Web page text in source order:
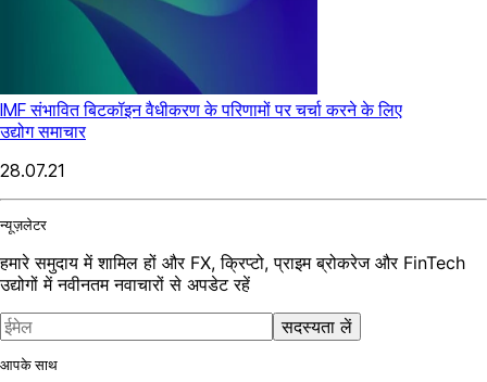
IMF संभावित बिटकॉइन वैधीकरण के परिणामों पर चर्चा करने के लिए
उद्योग समाचार
28.07.21
न्यूज़लेटर
हमारे समुदाय में शामिल हों और FX, क्रिप्टो, प्राइम ब्रोकरेज और FinTech
उद्योगों में नवीनतम नवाचारों से अपडेट रहें
सदस्यता लें
आपके साथ